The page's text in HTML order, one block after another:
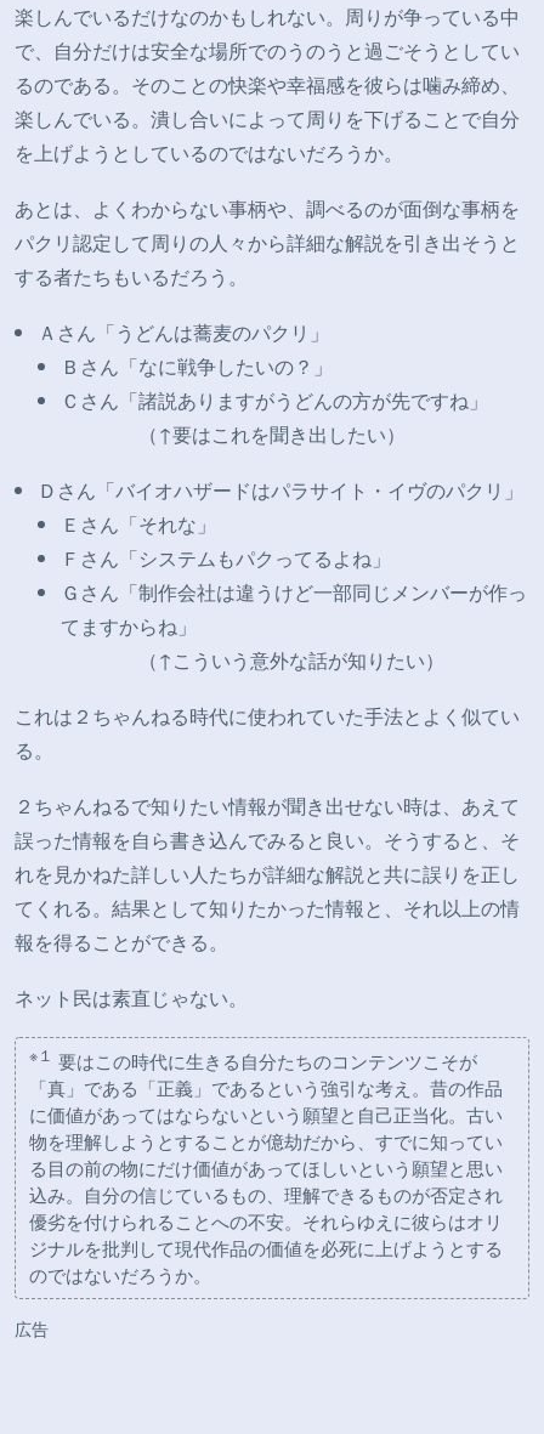
楽しんでいるだけなのかもしれない。周りが争っている中
で、自分だけは安全な場所でのうのうと過ごそうとしてい
るのである。そのことの快楽や幸福感を彼らは噛み締め、
楽しんでいる。潰し合いによって周りを下げることで自分
を上げようとしているのではないだろうか。
あとは、よくわからない事柄や、調べるのが面倒な事柄を
パクリ認定して周りの人々から詳細な解説を引き出そうと
する者たちもいるだろう。
Ａさん「うどんは蕎麦のパクリ」
Ｂさん「なに戦争したいの？」
Ｃさん「諸説ありますがうどんの方が先ですね」
（↑要はこれを聞き出したい）
Ｄさん「バイオハザードはパラサイト・イヴのパクリ」
Ｅさん「それな」
Ｆさん「システムもパクってるよね」
Ｇさん「制作会社は違うけど一部同じメンバーが作っ
てますからね」
（↑こういう意外な話が知りたい）
これは２ちゃんねる時代に使われていた手法とよく似てい
る。
２ちゃんねるで知りたい情報が聞き出せない時は、あえて
誤った情報を自ら書き込んでみると良い。そうすると、そ
れを見かねた詳しい人たちが詳細な解説と共に誤りを正し
てくれる。結果として知りたかった情報と、それ以上の情
報を得ることができる。
ネット民は素直じゃない。
※１ 要はこの時代に生きる自分たちのコンテンツこそが
「真」である「正義」であるという強引な考え。昔の作品
に価値があってはならないという願望と自己正当化。古い
物を理解しようとすることが億劫だから、すでに知ってい
る目の前の物にだけ価値があってほしいという願望と思い
込み。自分の信じているもの、理解できるものが否定され
優劣を付けられることへの不安。それらゆえに彼らはオリ
ジナルを批判して現代作品の価値を必死に上げようとする
のではないだろうか。
広告